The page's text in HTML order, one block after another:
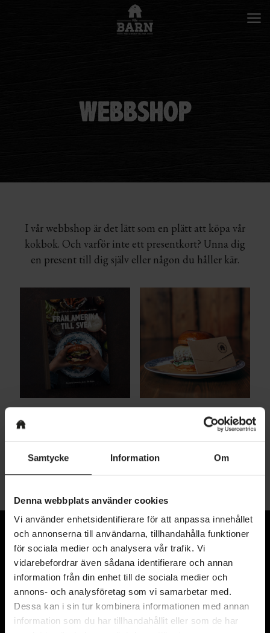
Samtycke Information Om
Denna webbplats använder cookies
Vi använder enhetsidentifierare för att anpassa innehållet
och annonserna till användarna, tillhandahålla funktioner
för sociala medier och analysera vår trafik. Vi
vidarebefordrar även sådana identifierare och annan
information från din enhet till de sociala medier och
annons- och analysföretag som vi samarbetar med.
Dessa kan i sin tur kombinera informationen med annan
information som du har tillhandahållit eller som de har
WEBBSHOP
I vår webbshop är det lätt som en plätt att köpa vår
kokbok. Och varför inte ett presentkort? Unna dig
en present till dig själv eller någon du håller kär.
Presentkort